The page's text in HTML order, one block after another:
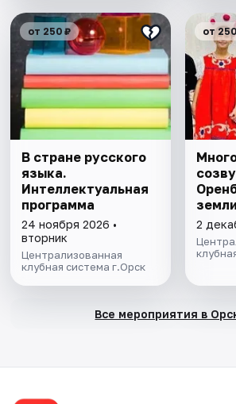
от 250 ₽
В стране русского
языка.
Интеллектуальная
программа
24 ноября 2026 •
вторник
Централизованная
клубная система г.Орск
от
2
Все мероприятия в